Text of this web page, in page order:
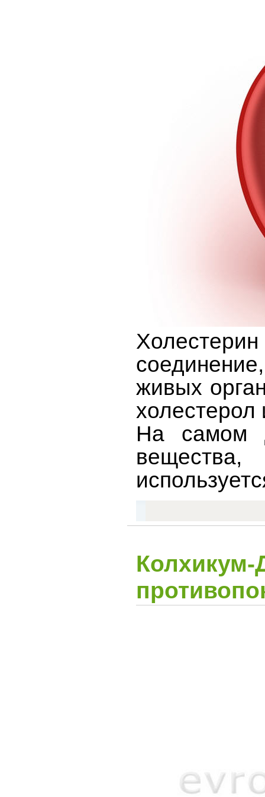
живых
На самом
Колхикум-